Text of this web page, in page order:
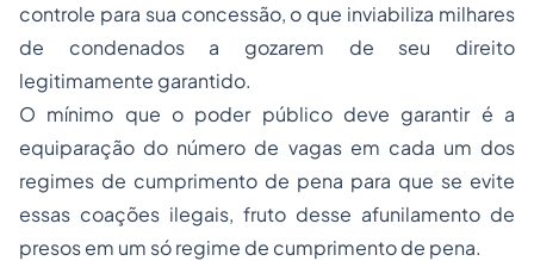
controle para sua concessão, o que inviabiliza milhares
de condenados a gozarem de seu direito
legitimamente garantido.
O mínimo que o poder público deve garantir é a
equiparação do número de vagas em cada um dos
regimes de cumprimento de pena para que se evite
essas coações ilegais, fruto desse afunilamento de
presos em um só regime de cumprimento de pena.